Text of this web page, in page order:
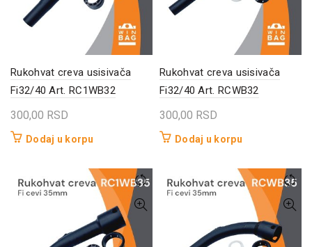
Rukohvat creva usisivača
Fi32/40 Art. RC1WB32
300,00 RSD
Dodaj u korpu
Rukohvat creva usisivača
Fi32/40 Art. RCWB32
300,00 RSD
Dodaj u korpu